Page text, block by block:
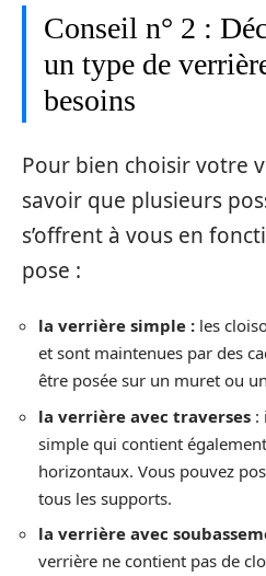
Conseil n° 2 :
un type de
besoins
Pour bien choisir votre
savoir que plusieurs
s’offrent à vous en
pose :
la verrière simple : les
et sont maintenues par des
être posée sur un muret ou
la verrière avec traverses :
simple qui contient
horizontaux. Vous pouvez
tous les supports.
la verrière avec
verrière ne contient pas de